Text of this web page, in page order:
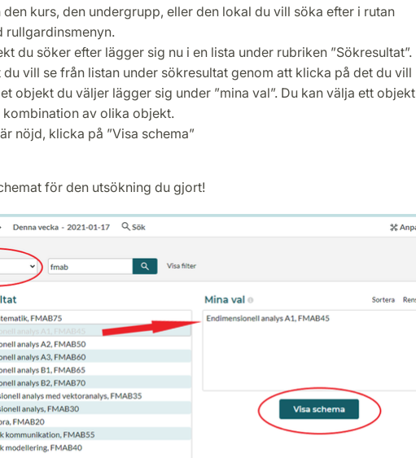
den kurs, den undergrupp, eller den lokal du vill söka efter i rutan
rullgardinsmenyn.
du söker efter lägger sig nu i en lista under rubriken ”Sökresultat”.
du vill se från listan under sökresultat genom att klicka på det du vill
objekt du väljer lägger sig under ”mina val”. Du kan välja ett objekt
kombination av olika objekt.
nöjd, klicka på ”Visa schema”
för den utsökning du gjort!